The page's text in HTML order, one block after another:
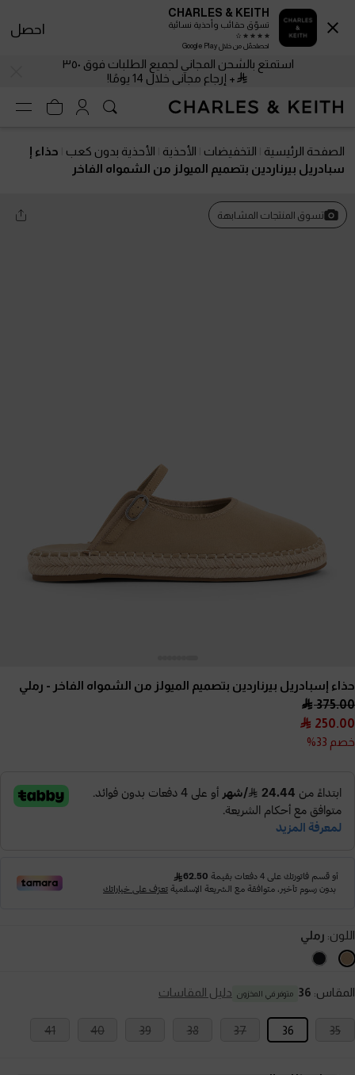
استمتع بالشحن المجاني لجميع الطلبات فوق ٣٥٠
+ إرجاع مجاني خلال 14 يومًا!
الصفحة الرئيسية التخفيضات الأحذية الأحذية بدون كعب
حذاء إ
سبادريل بيرناردين بتصميم الميولز من الشمواه الفاخر
تسوق المنتجات المشابهة
حذاء إسبادريل بيرناردين بتصميم الميولز من الشمواه الفاخر - رملي
375.00
250.00
خصم 33%
اللون: رملي
المقاس: 36 متوفر في المخزون دليل المقاسات
35
36
37
38
39
40
41
CHARLES & KEITH
تسوّق حقائب وأحذية نسائية
احصلحمّل من خلال Google Play
احصل